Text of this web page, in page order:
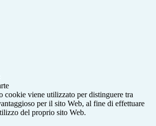
cookie viene utilizzato per distinguere tra
per il sito Web, al fine di effettuare
del proprio sito Web.